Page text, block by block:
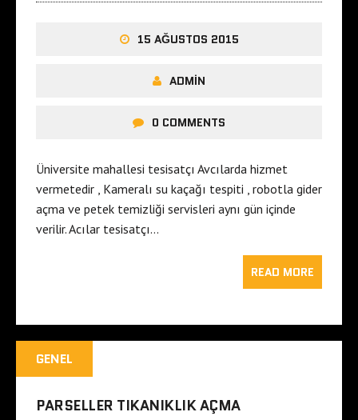
15 AĞUSTOS 2015
ADMIN
0 COMMENTS
Üniversite mahallesi tesisatçı Avcılarda hizmet
vermetedir , Kameralı su kaçağı tespiti , robotla gider
açma ve petek temizliği servisleri aynı gün içinde
verilir. Acılar tesisatçı…
READ MORE
GENEL
PARSELLER TIKANIKLIK AÇMA